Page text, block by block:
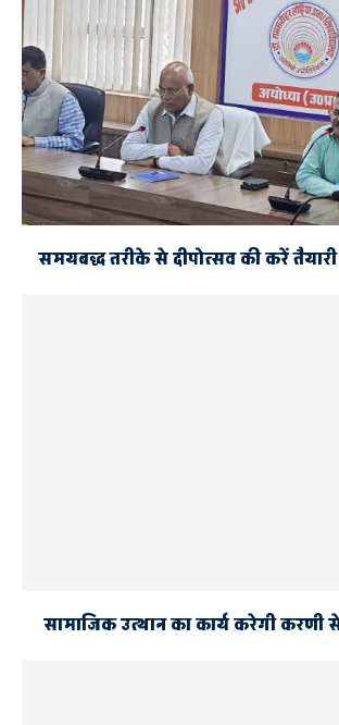
समयबद्ध तरीके से दीपोत्सव की करें तैयारी
सामाजिक उत्थान का कार्य करेगी करणी